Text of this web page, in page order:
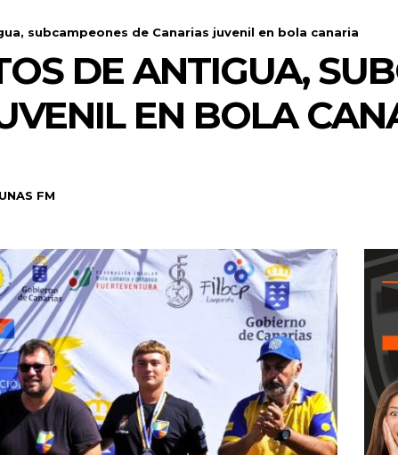
subcampeones de Canarias juvenil en bola canaria
DE ANTIGUA,
EN BOLA
FM